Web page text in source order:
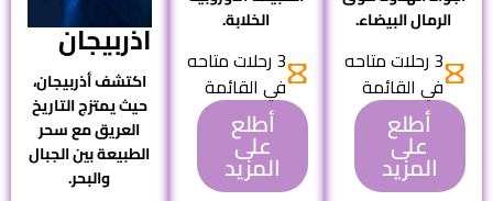
الرمال البيضاء.
3 رحلات متاحه
في القائمة
أطلع
على
المزيد
الخلابة.
3 رحلات متاحه
في القائمة
أطلع
على
المزيد
اذربيجان
اكتشفأذربيجان،
حيث يمتزج التاريخ
العريق مع سحر
الطبيعة بين الجبال
والبحر.